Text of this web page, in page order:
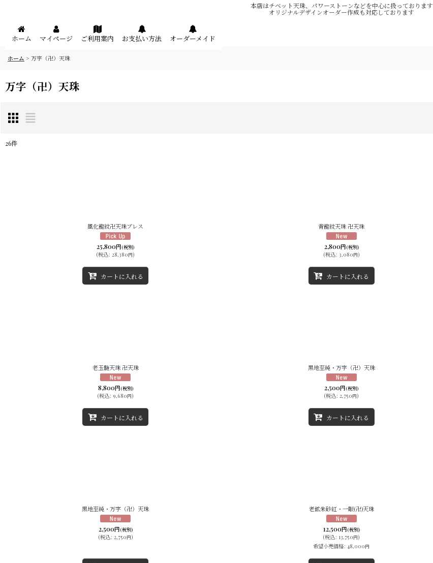
本店はチベット天珠、パワーストーンなどを中心に扱っております
オリジナルデザインオーダー作成も対応しております
メニュー
ホーム マイページ ご利用案内 お支払い方法 オーダーメイド
ホーム > 万字（卍）天珠
万字（卍）天珠
絞り込む
26件
風化龍紋卍天珠ブレス
25,800円(税別)
(税込: 28,380円)
カートに入れる
青龍紋天珠 卍天珠
2,800円(税別)
(税込: 3,080円)
カートに入れる
老玉髄天珠 卍天珠
8,800円(税別)
(税込: 9,680円)
カートに入れる
黒地至純・万字（卍）天珠
2,500円 (税別)
(税込: 2,750円)
カートに入れる
黒地至純・万字（卍）天珠
2,500円(税別)
(税込: 2,750円)
老鉱朱砂紅・一眼(卍)天珠
12,500円(税別)
(税込: 13,750円)
希望小売価格: 48,000円